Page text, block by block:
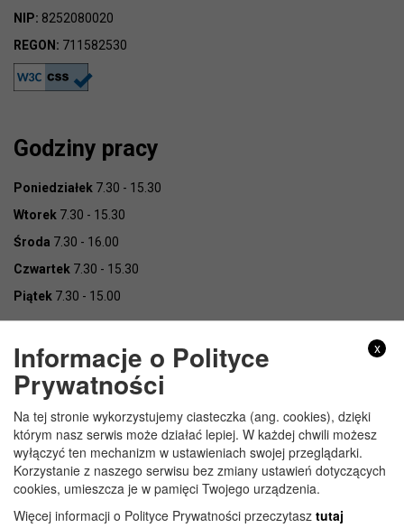
NIP: 8252080020
REGON: 711582530
Godziny pracy
Poniedziałek 7.30 - 15.30
Wtorek 7.30 - 15.30
Środa 7.30 - 16.00
Czwartek 7.30 - 15.30
Piątek 7.30 - 15.00
Copyright © Urząd Gminy Wojcieszków
x
Informacje o Polityce
Prywatności
Na tej stronie wykorzystujemy ciasteczka (ang. cookies), dzięki
którym nasz serwis może działać lepiej. W każdej chwili możesz
wyłączyć ten mechanizm w ustawieniach swojej przeglądarki.
Korzystanie z naszego serwisu bez zmiany ustawień dotyczących
cookies, umieszcza je w pamięci Twojego urządzenia.
Więcej informacji o Polityce Prywatności przeczytasz tutaj